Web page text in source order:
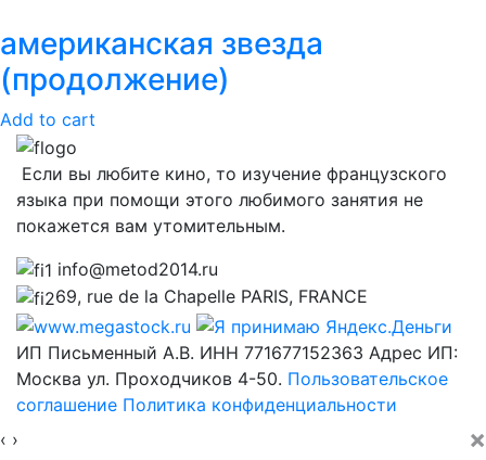
американская звезда
(продолжение)
Add to cart
Если вы любите кино, то изучение французского
языка при помощи этого любимого занятия не
покажется вам утомительным.
info@metod2014.ru
69, rue de la Chapelle PARIS, FRANCE
ИП Письменный А.В. ИНН 771677152363 Адрес ИП:
Москва ул. Проходчиков 4-50. Пользовательское
соглашение Политика конфиденциальности
‹ › ×